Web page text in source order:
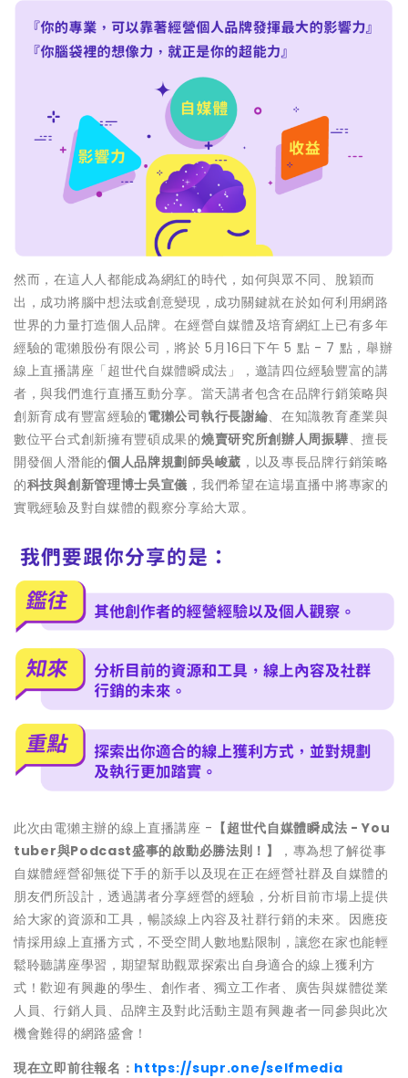
然而，在這人人都能成為網紅的時代，如何與眾不同、脫穎而
出，成功將腦中想法或創意變現，成功關鍵就在於如何利用網路
世界的力量打造個人品牌。在經營自媒體及培育網紅上已有多年
經驗的電獺股份有限公司，將於 5月16日下午 5 點 - 7 點，舉辦
線上直播講座「超世代自媒體瞬成法」，邀請四位經驗豐富的講
者，與我們進行直播互動分享。當天講者包含在品牌行銷策略與
創新育成有豐富經驗的電獺公司執行長謝綸、在知識教育產業與
數位平台式創新擁有豐碩成果的燒賣研究所創辦人周振驊、擅長
開發個人潛能的個人品牌規劃師吳峻葳 ，以及專長品牌行銷策略
的科技與創新管理博士吳宣儀 ，我們希望在這場直播中將專家的
實戰經驗及對自媒體的觀察分享給大眾。
此次由電獺主辦的線上直播講座 -
【超世代自媒體瞬成法 - You
tuber與Podcast盛事的啟動必勝法則！】
，專為想了解從事
自媒體經營卻無從下手的新手以及現在正在經營社群及自媒體的
朋友們所設計，透過講者分享經營的經驗，分析目前市場上提供
給大家的資源和工具，暢談線上內容及社群行銷的未來。因應疫
情採用線上直播方式，不受空間人數地點限制，讓您在家也能輕
鬆聆聽講座學習，期望幫助觀眾探索出自身適合的線上獲利方
式！歡迎有興趣的學生、創作者、獨立工作者、廣告與媒體從業
人員、行銷人員、品牌主及對此活動主題有興趣者一同參與此次
機會難得的網路盛會！
現在立即前往報名： https://supr.one/selfmedia